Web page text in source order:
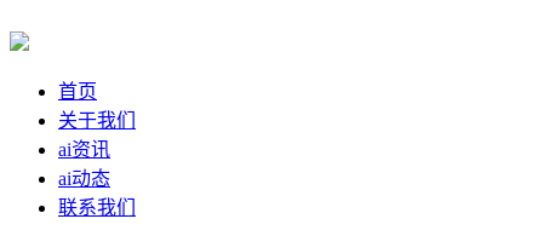
首页
关于我们
ai资讯
ai动态
联系我们